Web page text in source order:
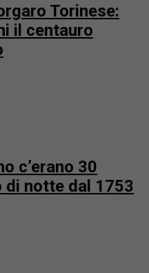
Torinese:
il centauro
c’erano 30
di notte dal 1753